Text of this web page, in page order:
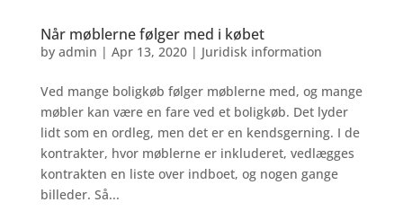
Når møblerne følger med i købet
by admin | Apr 13, 2020| Juridisk information
Ved mange boligkøb følger møblerne med, og mange
møbler kan være en fare ved et boligkøb. Det lyder
lidt som en ordleg, men det er en kendsgerning. I de
kontrakter, hvor møblerne er inkluderet, vedlægges
kontrakten en liste over indboet, og nogen gange
billeder. Så...